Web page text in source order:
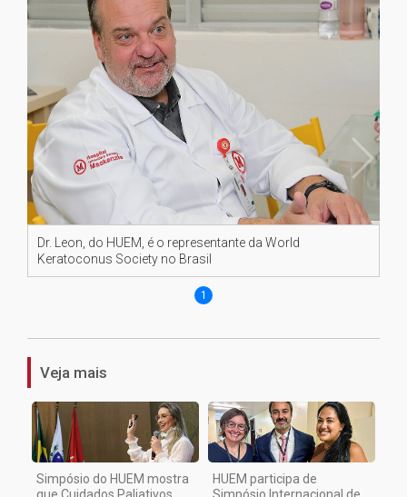
Dr. Leon, do HUEM, é o representante da World
Keratoconus Society no Brasil
1
Veja mais
Simpósio do HUEM mostra
que Cuidados Paliativos
HUEM participa de
Simpósio Internacional de